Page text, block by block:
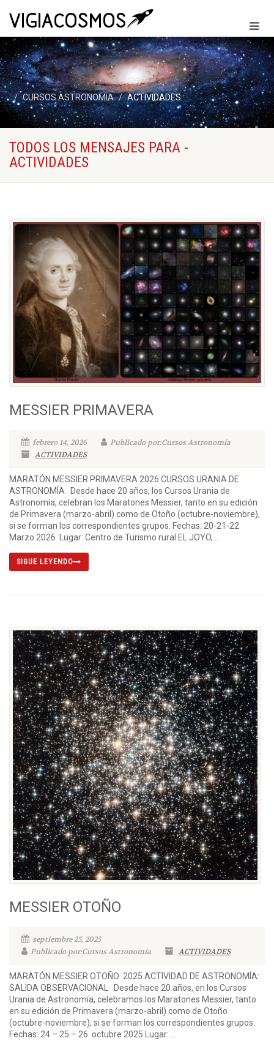
CURSOS ASTRONOMIA ACTIVIDADES
TODOS LOS MENSAJES PARA -
ACTIVIDADES
MESSIER PRIMAVERA
febrero 14, 2026
Publicado por:Cursos Astronomía
ACTIVIDADES
MARATÓN MESSIER PRIMAVERA 2026 CURSOS URANIA DE
ASTRONOMÍA Desde hace 20 años, los Cursos Urania de
Astronomía, celebran los Maratones Messier, tanto en su edición
de Primavera (marzo-abril) como de Otoño (octubre-noviembre),
si se forman los correspondientes grupos. Fechas: 20-21-22
Marzo 2026 Lugar: Centro de Turismo rural EL JOYO,...
SIGUE LEYENDO
MESSIER OTOÑO
septiembre 25, 2025
Publicado por:Cursos Astronomía
ACTIVIDADES
MARATÓN MESSIER OTOÑO 2025 ACTIVIDAD DE ASTRONOMÍA:
SALIDA OBSERVACIONAL Desde hace 20 años, en los Cursos
Urania de Astronomía, celebramos los Maratones Messier, tanto
en su edición de Primavera (marzo-abril) como de Otoño
(octubre-noviembre), si se forman los correspondientes grupos.
Fechas: 24 – 25 – 26 octubre 2025 Lugar: ...